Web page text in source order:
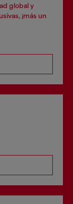
global y
¡más un